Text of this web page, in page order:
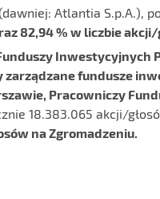
(dawniej: Atlantia S.p.A.),
82,94 % w liczbie
Inwestycyjnych
fundusze
Pracowniczy
18.383.065 akcji/
na Zgromadzeniu.